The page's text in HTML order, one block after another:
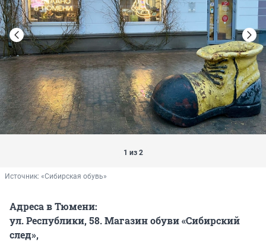
1 из 2
Источник: «Сибирская обувь»
Адреса в Тюмени:
ул. Республики, 58. Магазин обуви «Сибирский
след»,